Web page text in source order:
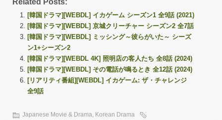
[韓国ドラマ][WEBDL] イカゲーム シーズン1 全9話 (2021)
[韓国ドラマ][WEBDL] 京城クリーチャー シーズン2 全7話
[韓国ドラマ][WEBDL] ミッシング～彼らがいた～ シーズ
ン1+シーズン2
[韓国ドラマ][WEBDL 4K] 照明店の客人たち 全8話 (2024)
[韓国ドラマ][WEBDL] その電話が鳴るとき 全12話 (2024)
[リアリティ番組][WEBDL] イカゲーム: ザ・チャレンジ
全9話
Japanese Movie & Drama, Korean Drama